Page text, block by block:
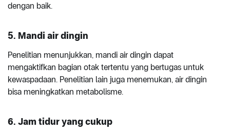
dengan baik.
5. Mandi air dingin
Penelitian menunjukkan, mandi air dingin dapat
mengaktifkan bagian otak tertentu yang bertugas untuk
kewaspadaan. Penelitian lain juga menemukan, air dingin
bisa meningkatkan metabolisme.
6. Jam tidur yang cukup